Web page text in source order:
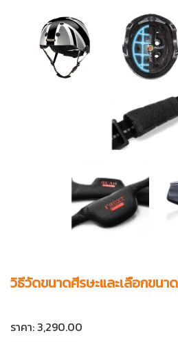
วิธีวัดขนาดศีรษะและเลือกขนา
ราคา: 3,290.00